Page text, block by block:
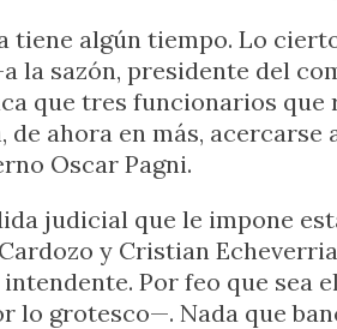
tiene algún tiempo. Lo
sazón, presidente del
que tres funcionarios
ahora en más,
Oscar Pagni.
judicial que le impone
y Cristian
Por feo que sea
grotesco—. Nada que